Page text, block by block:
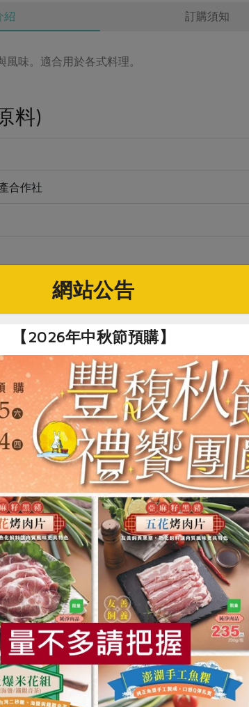
紹 訂購須知
味。適合用於各式料理。
料)
合作社
入湯中煮熟即可食用。
關鍵字
# 合作社介紹 # 生產合作社
你可能有興趣的產品
食譜 減硝酸鹽 雞蛋 食安 共同
網站公告
【2026年中秋節預購】